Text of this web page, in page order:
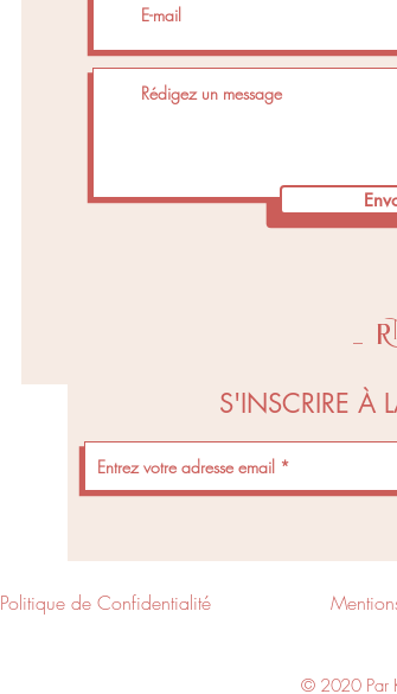
R
S'INSCRIRE À
Politique de Confidentialité
© 2020 Par